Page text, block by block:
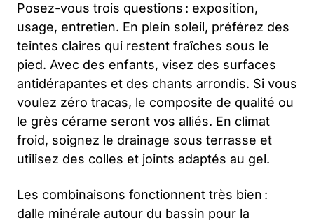
Posez-vous trois questions : exposition,
usage, entretien. En plein soleil, préférez des
teintes claires qui restent fraîches sous le
pied. Avec des enfants, visez des surfaces
antidérapantes et des chants arrondis. Si vous
voulez zéro tracas, le composite de qualité ou
le grès cérame seront vos alliés. En climat
froid, soignez le drainage sous terrasse et
utilisez des colles et joints adaptés au gel.
Les combinaisons fonctionnent très bien :
dalle minérale autour du bassin pour la